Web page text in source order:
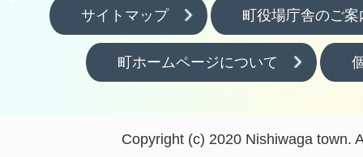
サイトマップ 町役場庁舎のご案
町ホームページについて
Copyright (c) 2020 Nishiwaga town.